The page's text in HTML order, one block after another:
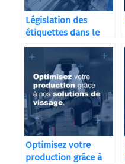
Législation des
étiquettes dans le
secteur cosmétique
Optimisez votre
production grâce à